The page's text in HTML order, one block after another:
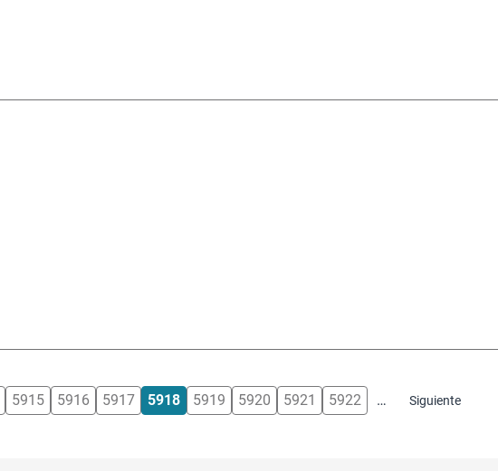
5915 5916 5917 5918 5919 5920 5921 5922 … Siguiente
Siguiente página